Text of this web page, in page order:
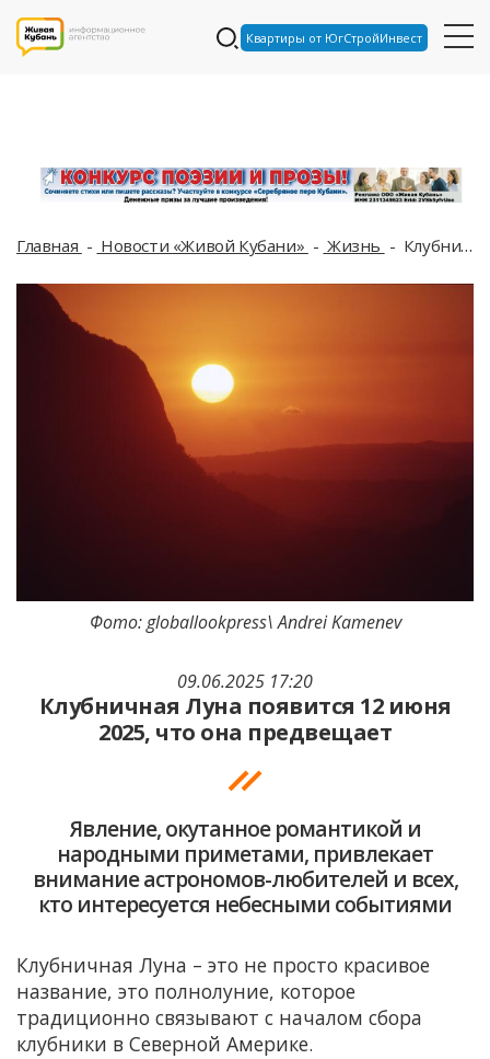
Квартиры от ЮгСтройИнвест
Главная Новости «Живой Кубани» Жизнь Клубничная Луна появится 12 июня 2025, что она предвещает
09.06.2025 17:20
Клубничная Луна появится 12 июня
2025, что она предвещает
Явление, окутанное романтикой и
народными приметами, привлекает
внимание астрономов-любителей и всех,
кто интересуется небесными событиями
Фото: globallookpress\ Andrei Kamenev
Клубничная Луна – это не просто красивое
название, это полнолуние, которое
традиционно связывают с началом сбора
клубники в Северной Америке.